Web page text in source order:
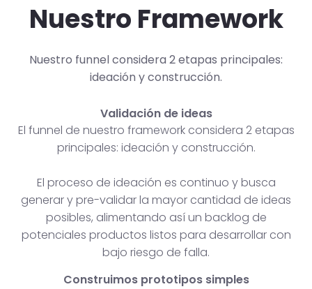
Nuestro Framework
Nuestro funnel considera 2 etapas principales:
ideación y construcción.
Validación de ideas
El funnel de nuestro framework considera 2 etapas
principales: ideación y construcción.
El proceso de ideación es continuo y busca
generar y pre-validar la mayor cantidad de ideas
posibles, alimentando así un backlog de
potenciales productos listos para desarrollar con
bajo riesgo de falla.
Construimos prototipos simples